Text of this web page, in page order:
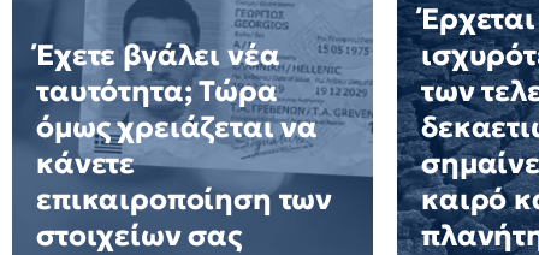
Έχετε βγάλει νέα
ταυτότητα; Τώρα
όμως χρειάζεται να
κάνετε
επικαιροποίηση των
στοιχείων σας
των
καιρό